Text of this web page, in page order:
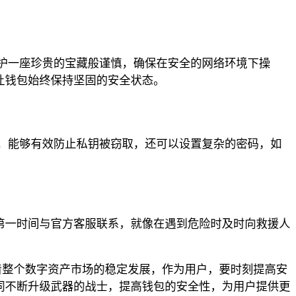
一座珍贵的宝藏般谨慎，确保在安全的网络环境下操
包始终保持坚固的安全状态。
够有效防止私钥被窃取，还可以设置复杂的密码，如
时间与官方客服联系，就像在遇到危险时及时向救援人
个数字资产市场的稳定发展，作为用户，要时刻提高安
断升级武器的战士，提高钱包的安全性，为用户提供更